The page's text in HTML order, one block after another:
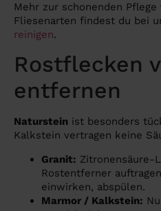
Mehr zur schonenden
Fliesenarten findest du bei
reinigen.
Rostflecken
entfernen
Naturstein ist besonders
Kalkstein vertragen keine
Granit: Zitronensäure-
Rostentferner
einwirken, abspülen.
Marmor / Kalkstein: